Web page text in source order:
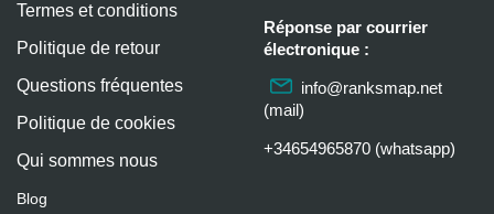
Termes et conditions
Politique de retour
Questions fréquentes
Politique de cookies
Qui sommes nous
Blog
Réponse par courrier
électronique :
info@ranksmap.net
(mail)
+34654965870 (whatsapp)